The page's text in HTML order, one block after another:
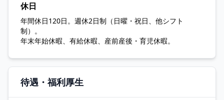
休日
年間休日120日。週休2日制（日曜・祝日、他シフト
制）。
年末年始休暇、有給休暇、産前産後・育児休暇。
待遇・福利厚生